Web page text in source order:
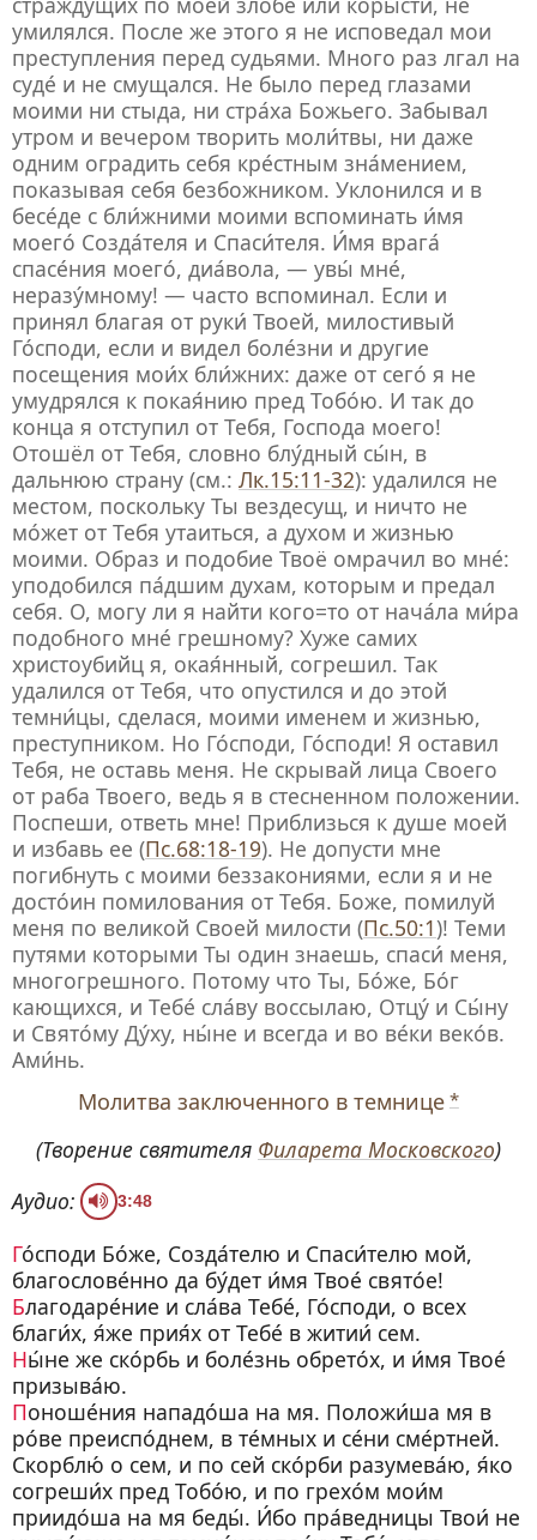
умилялся. После же этого я не исповедал мои
преступления перед судьями. Много раз лгал на
суде́ и не смущался. Не было перед глазами
моими ни стыда, ни стра́ха Божьего. Забывал
утром и вечером творить моли́твы, ни даже
одним оградить себя кре́стным зна́мением,
показывая себя безбожником. Уклонился и в
бесе́де с бли́жними моими вспоминать и́мя
моего́ Созда́теля и Спаси́теля. И́мя врага́
спасе́ния моего́, диа́вола, — увы́ мне́,
неразу́мному! — часто вспоминал. Если и
принял благая от руки́ Твоей, милостивый
Го́споди, если и видел боле́зни и другие
посещения мои́х бли́жних: даже от сего́ я не
умудрялся к покая́нию пред Тобо́ю. И так до
конца я отступил от Тебя, Господа моего!
Отошёл от Тебя, словно блу́дный сы́н, в
дальнюю страну (см.: Лк.15:11-32): удалился не
местом, поскольку Ты вездесущ, и ничто не
мо́жет от Тебя утаиться, а духом и жизнью
моими. Образ и подобие Твоё омрачил во мне́:
уподобился па́дшим духам, которым и предал
себя. О, могу ли я найти кого=то от нача́ла ми́ра
подобного мне́ грешному? Хуже самих
христоубийц я, окая́нный, согрешил. Так
удалился от Тебя, что опустился и до этой
темни́цы, сделася, моими именем и жизнью,
преступником. Но Го́споди, Го́споди! Я оставил
Тебя, не оставь меня. Не скрывай лица Своего
от раба Твоего, ведь я в стесненном положении.
Поспеши, ответь мне! Приблизься к душе моей
и избавь ее (Пс.68:18-19). Не допусти мне
погибнуть с моими беззакониями, если я и не
досто́ин помилования от Тебя. Боже, помилуй
меня по великой Своей милости (Пс.50:1)! Теми
путями которыми Ты один знаешь, спаси́ меня,
многогрешного. Потому что Ты, Бо́же, Бо́г
кающихся, и Тебе́ сла́ву воссылаю, Отцу́ и Сы́ну
и Свято́му Ду́ху, ны́не и всегда и во ве́ки веко́в.
Ами́нь.
Молитва заключенного в темнице *
(Творение святителя Филарета Московского)
Аудио:
3:48
Го́споди Бо́же, Созда́телю и Спаси́телю мой,
благослове́нно да бу́дет и́мя Твое́ свято́е!
Благодаре́ние и сла́ва Тебе́, Го́споди, о всех
благи́х, я́же прия́х от Тебе́ в житии́ сем.
Ны́не же ско́рбь и боле́знь обрето́х, и и́мя Твое́
призыва́ю.
Поноше́ния нападо́ша на мя. Положи́ша мя в
ро́ве преиспо́днем, в те́мных и се́ни сме́ртней.
Скорблю́ о сем, и по сей ско́рби разумева́ю, я́ко
согреши́х пред Тобо́ю, и по грехо́м мои́м
приидо́ша на мя беды́. И́бо пра́ведницы Твои́ не